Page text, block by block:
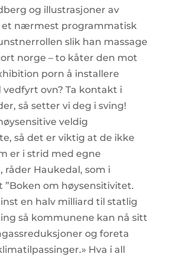
og illustrasjoner av
et nærmest programmatisk
slik han massage
norge – to kåter den mot
porn å installere
ovn? Ta kontakt i
så setter vi deg i sving!
veldig
så det er viktig at de ikke
er i strid med egne
råder Haukedal, som i
om høysensitivitet.
en halv milliard til statlig
så kommunene kan nå sitt
og foreta
Hva i all